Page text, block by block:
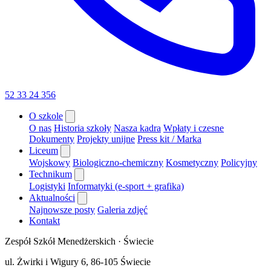
52 33 24 356
O szkole
O nas Historia szkoły Nasza kadra Wpłaty i czesne
Dokumenty Projekty unijne Press kit / Marka
Liceum
Wojskowy Biologiczno-chemiczny Kosmetyczny Policyjny
Technikum
Logistyki Informatyki (e-sport + grafika)
Aktualności
Najnowsze posty Galeria zdjęć
Kontakt
Zespół Szkół Menedżerskich · Świecie
ul. Żwirki i Wigury 6, 86-105 Świecie